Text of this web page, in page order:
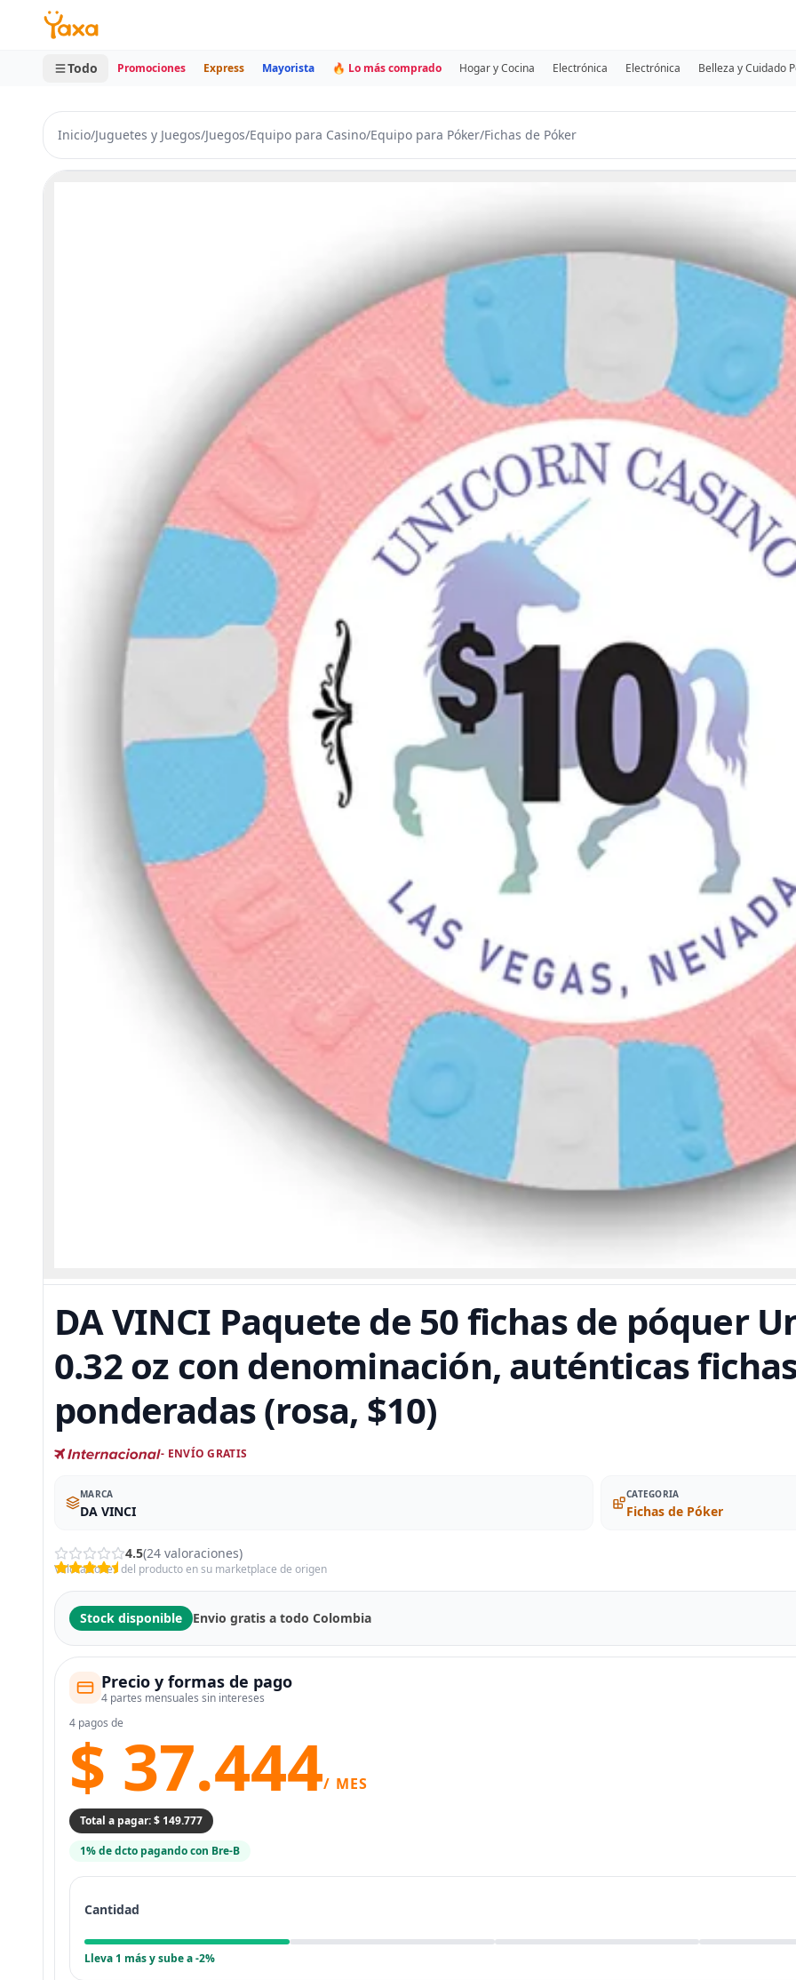
MINI CARRITO
0 productos
Todo Promociones Express Mayorista 🔥 Lo más comprado Hogar y Cocina Electrónica Electrónica Belleza y Cuidado
Inicio/Juguetes y Juegos/Juegos/Equipo para Casino/Equipo para Póker/Fichas de Póker
DA VINCI Paquete de 50 fichas de póquer
0.32 oz con denominación, auténticas
ponderadas (rosa, $10)
- ENVÍO GRATIS
MARCA
DA VINCI
CATEGORIA
Fichas de Póker
4.5(24 valoraciones)
Valoraciones del producto en su marketplace de origen
Stock disponible Envio gratis a todo Colombia
Precio y formas de pago
4 partes mensuales sin intereses
4 pagos de
$ 37.444/ MES
Total a pagar: $ 149.777
1% de dcto pagando con Bre-B
Cantidad
Lleva 1 más y sube a -2%